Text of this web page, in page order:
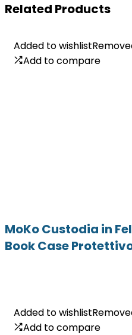
Related Products
Added to wishlist
Add to compare
MoKo Custodia in
Book Case
Added to wishlist
Add to compare
Added to wishlist
Add to compare
Added to wishlist
Add to compare